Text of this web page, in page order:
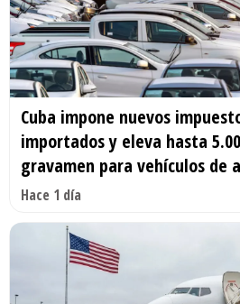
Cuba impone nuevos
importados y eleva hasta
gravamen para vehículos de
Hace 1 día